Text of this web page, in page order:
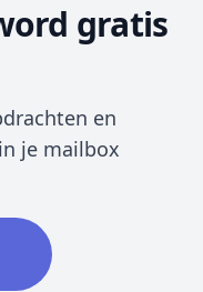
gratis
en
je mailbox